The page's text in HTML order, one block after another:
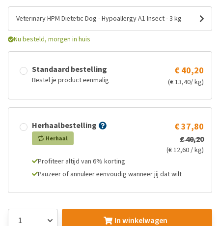
Veterinary HPM Dietetic Dog - Hypoallergy A1 Insect - 3 kg
Nu besteld, morgen in huis
Standaard bestelling
Bestel je product eenmalig
€ 40,20
(€ 13,40/ kg)
Herhaalbestelling
Herhaal
€ 37,80
€ 40,20
(€ 12,60 / kg)
Profiteer altijd van 6% korting
Pauzeer of annuleer eenvoudig wanneer jij dat wilt
In winkelwagen